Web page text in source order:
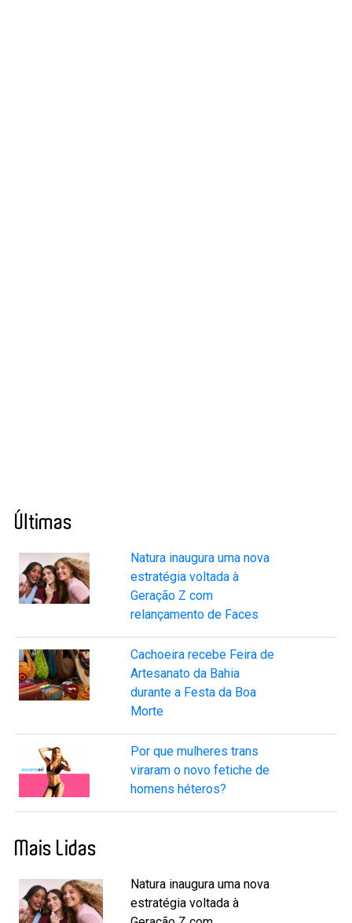
Últimas
Natura inaugura uma nova
estratégia voltada à
Geração Z com
relançamento de Faces
Cachoeira recebe Feira de
Artesanato da Bahia
durante a Festa da Boa
Morte
Por que mulheres trans
viraram o novo fetiche de
homens héteros?
Mais Lidas
Natura inaugura uma nova
estratégia voltada à